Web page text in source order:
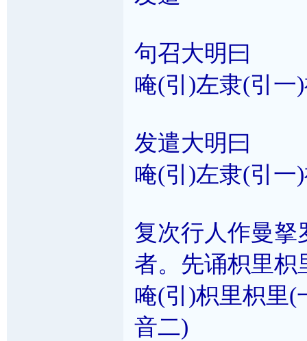
句召大明曰
唵(引)左隶(引一
发遣大明曰
唵(引)左隶(引一
复次行人作曼拏
者。先诵枳里枳
唵(引)枳里枳里
音二)